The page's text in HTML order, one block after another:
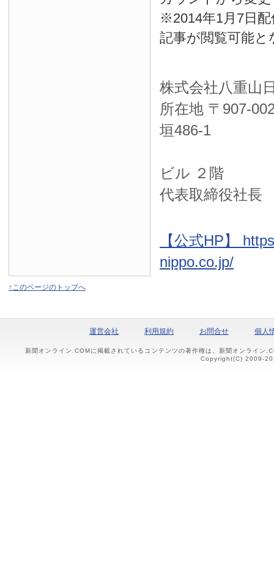
※2014年1月7日
記事が閲覧可能
株式会社八重山
所在地 〒 907-
垣486-1
ビル ２階
代表取締役社
【公式HP】
nippo.co.jp/
↑このページのトップへ
運営会社 利用規約 お問合せ 個人
新聞オンライン.COMに掲載されているコンテンツの著作権は、新聞オンライン
Copyright(C) 2009-